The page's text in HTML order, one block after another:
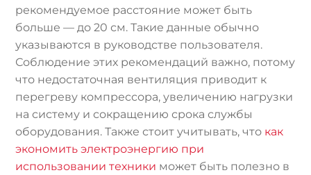
рекомендуемое расстояние может быть
больше — до 20 см. Такие данные обычно
указываются в руководстве пользователя.
Соблюдение этих рекомендаций важно, потому
что недостаточная вентиляция приводит к
перегреву компрессора, увеличению нагрузки
на систему и сокращению срока службы
оборудования. Также стоит учитывать, что как
экономить электроэнергию при
использовании техники может быть полезно в